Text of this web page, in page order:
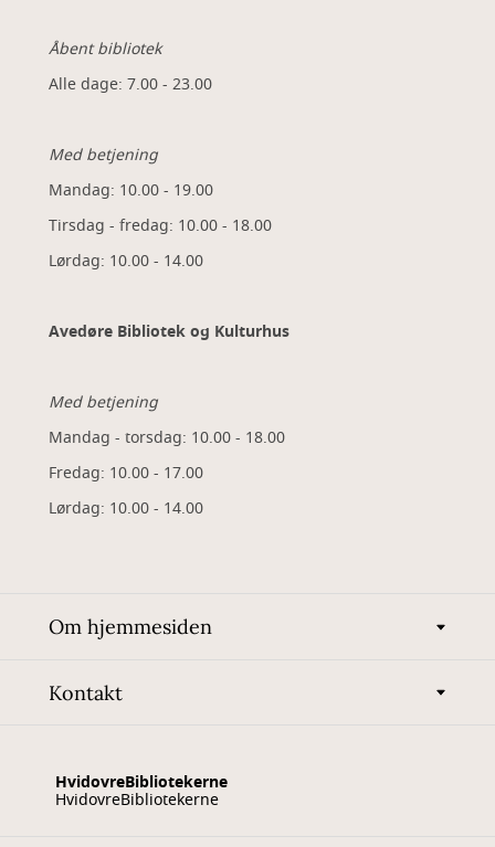
Åbent bibliotek
Alle dage: 7.00 - 23.00
Med betjening
Mandag: 10.00 - 19.00
Tirsdag - fredag: 10.00 - 18.00
Lørdag: 10.00 - 14.00
Avedøre Bibliotek og Kulturhus
Med betjening
Mandag - torsdag: 10.00 - 18.00
Fredag: 10.00 - 17.00
Lørdag: 10.00 - 14.00
Om hjemmesiden
Kontakt
HvidovreBibliotekerne
HvidovreBibliotekerne